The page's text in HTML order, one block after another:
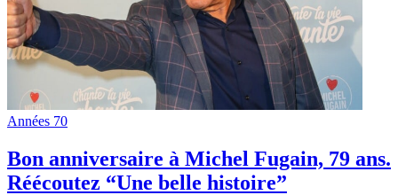
Années 70
Bon anniversaire à Michel Fugain, 79 ans.
Réécoutez “Une belle histoire”